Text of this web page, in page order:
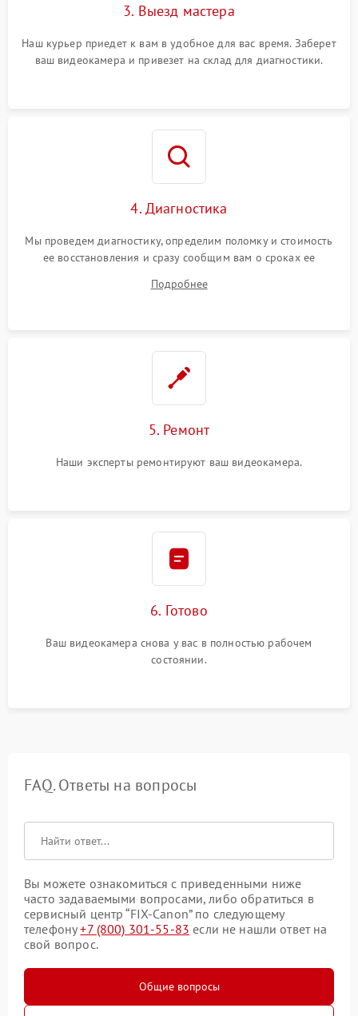
3. Выезд мастера
Наш курьер приедет к вам в удобное для вас время. Заберет
ваш видеокамера и привезет на склад для диагностики.
4. Диагностика
Мы проведем диагностику, определим поломку и стоимость
ее восстановления и сразу сообщим вам о сроках ее
Подробнее
5. Ремонт
Наши эксперты ремонтируют ваш видеокамера.
6. Готово
Ваш видеокамера снова у вас в полностью рабочем
состоянии.
FAQ. Ответы на вопросы
Вы можете ознакомиться с приведенными ниже
часто задаваемыми вопросами, либо обратиться в
сервисный центр “FIX-Canon” по следующему
телефону+7 (800) 301-55-83 если не нашли ответ на
свой вопрос.
Общие вопросы